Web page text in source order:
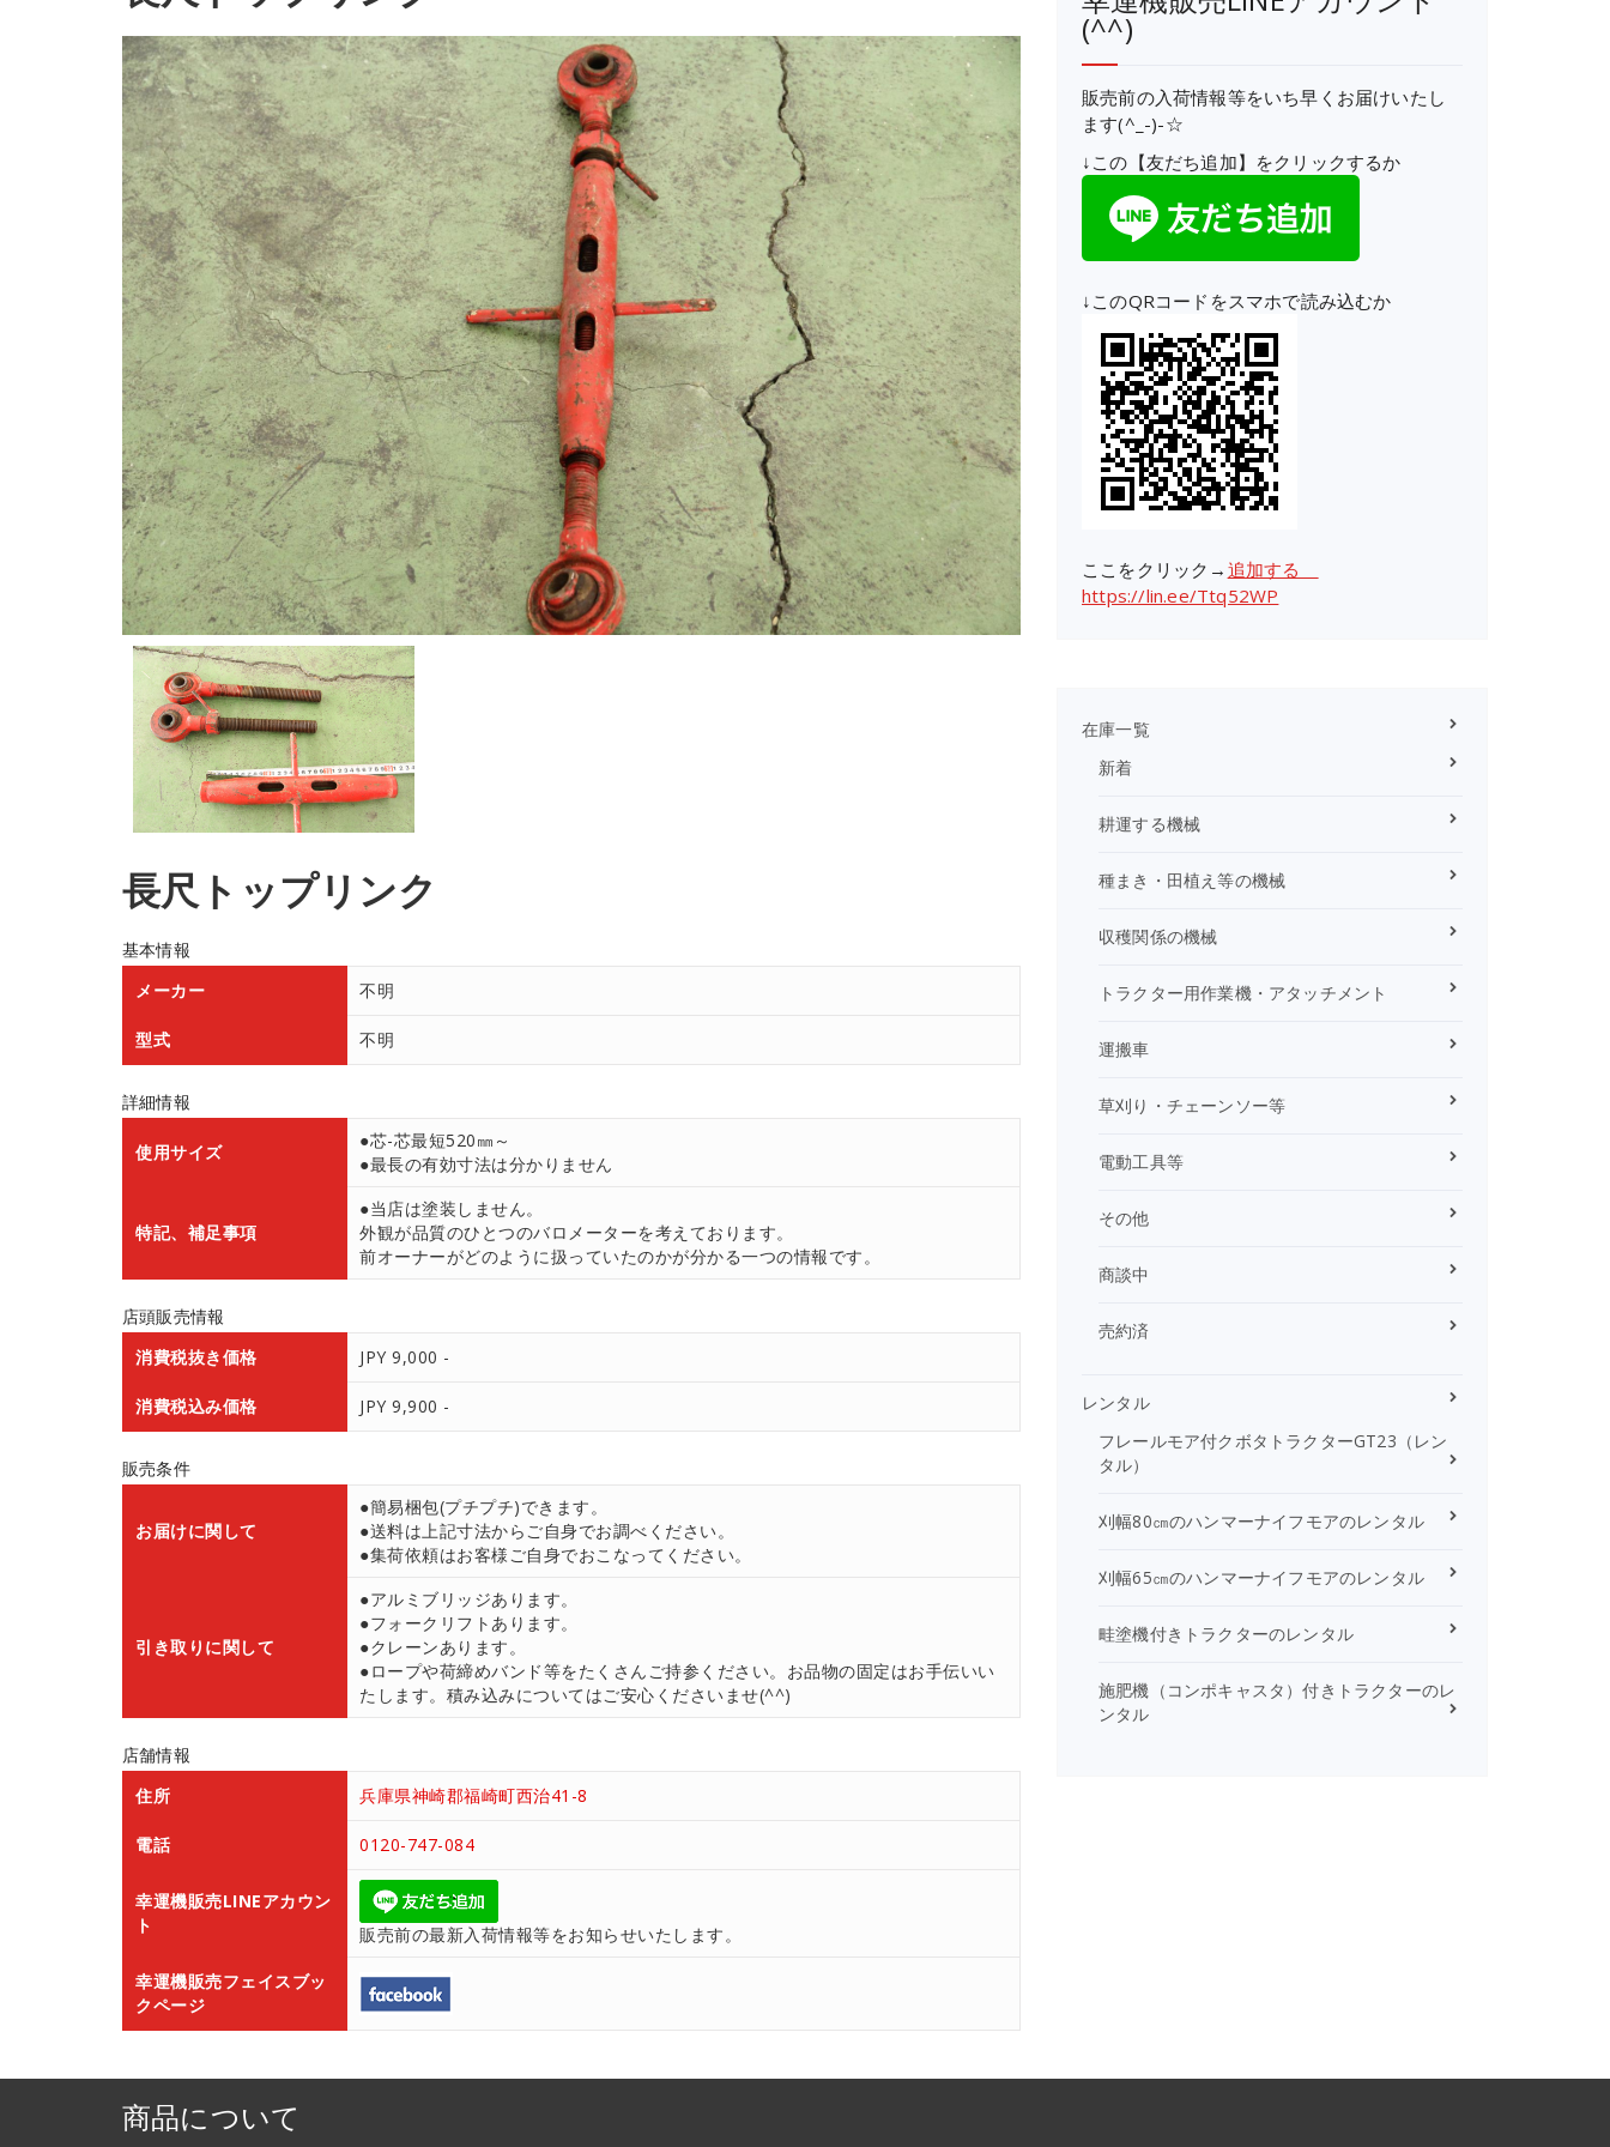
長尺トップリンク
基本情報
メーカー
不明
型式 不明
詳細情報
使用サイズ
●芯-芯最短520㎜～
●最長の有効寸法は分かりません
特記、補足事項
●当店は塗装しません。
外観が品質のひとつのバロメーターを考えております。
前オーナーがどのように扱っていたのかが分かる一つの情報です。
店頭販売情報
消費税抜き価格
JPY 9,000 -
消費税込み価格 JPY 9,900 -
販売条件
お届けに関して
●簡易梱包(プチプチ)できます。
●送料は上記寸法からご自身でお調べください。
●集荷依頼はお客様ご自身でおこなってください。
引き取りに関して
●アルミブリッジあります。
●フォークリフトあります。
●クレーンあります。
●ロープや荷締めバンド等をたくさんご持参ください。お品物の固定はお手伝いい
たします。積み込みについてはご安心くださいませ(^^)
店舗情報
住所
兵庫県神崎郡福崎町西治41-8
電話 0120-747-084
幸運機販売LINEアカウン
ト
販売前の最新入荷情報等をお知らせいたします。
幸運機販売フェイスブッ
クページ
(^^)
販売前の入荷情報等をいち早くお届けいたし
ます(^_-)-☆
↓この【友だち追加】をクリックするか
↓このQRコードをスマホで読み込むか
ここをクリック→ 追加する
https://lin.ee/Ttq52WP
在庫一覧
新着
耕運する機械
種まき・田植え等の機械
収穫関係の機械
トラクター用作業機・アタッチメント
運搬車
草刈り・チェーンソー等
電動工具等
その他
商談中
売約済
レンタル
フレールモア付クボタトラクターGT23（レン
タル）
刈幅80㎝のハンマーナイフモアのレンタル
刈幅65㎝のハンマーナイフモアのレンタル
畦塗機付きトラクターのレンタル
施肥機（コンポキャスタ）付きトラクターのレ
ンタル
商品について